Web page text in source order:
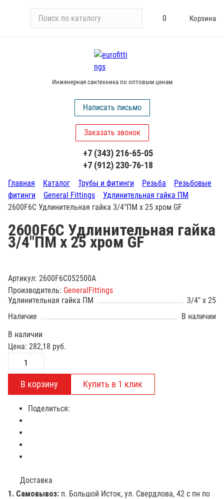
и
у
0 Корзина
Инженерная сантехника по оптовым ценам
Написать письмо
Заказать звонок
+7 (343) 216-65-05
+7 (912) 230-76-18
Главная Каталог Трубы и фитинги Резьба
Резьбовые
фитинги
General Fittings
Удлинительная гайка ПМ
2600F6C Удлинительная гайка 3/4"ПМ х 25 хром GF
2600F6C Удлинительная гайка
3/4"ПМ х 25 хром GF
Артикул: 2600F6C052500A
Производитель: GeneralFittings
Удлинительная гайка ПМ
3/4" x 25
Наличие
В наличии
В наличии
Цена: 282,18 руб.
Поделиться:
Доставка
1. Самовывоз: п. Большой Исток, ул. Свердлова, 42 с пн по